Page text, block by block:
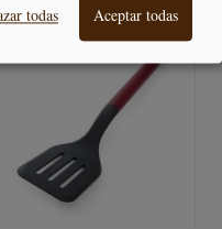
todas Aceptar todas